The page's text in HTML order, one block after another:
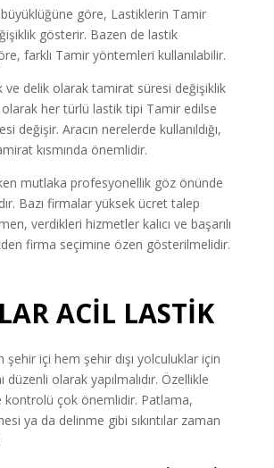
göre, Lastiklerin Tamir
gösterir. Bazen de lastik
farklı Tamir yöntemleri kullanılabilir.
ve delik olarak tamirat süresi değişiklik
her türlü lastik tipi Tamir edilse
değişir. Aracın nerelerde kullanıldığı,
kısmında önemlidir.
mutlaka profesyonellik göz önünde
Bazı firmalar yüksek ücret talep
verdikleri hizmetler kalıcı ve başarılı
firma seçimine özen gösterilmelidir.
ACİL LASTİK
şehir içi hem şehir dışı yolculuklar için
düzenli olarak yapılmalıdır. Özellikle
kontrolü çok önemlidir. Patlama,
ya da delinme gibi sıkıntılar zaman